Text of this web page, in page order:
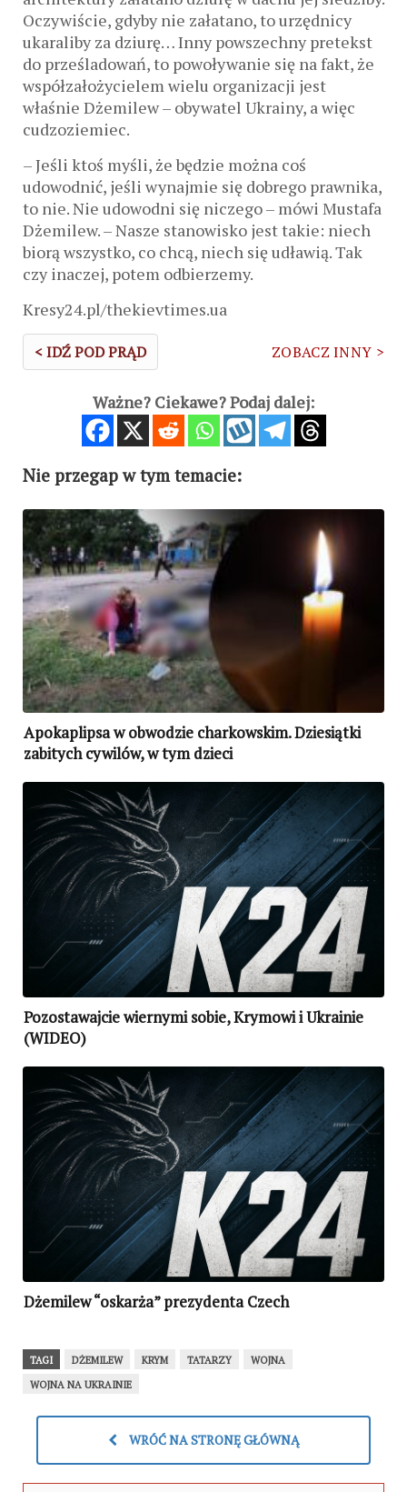
Oczywiście, gdyby nie załatano, to urzędnicy
ukaraliby za dziurę… Inny powszechny pretekst
do prześladowań, to powoływanie się na fakt, że
współzałożycielem wielu organizacji jest
właśnie Dżemilew – obywatel Ukrainy, a więc
cudzoziemiec.
– Jeśli ktoś myśli, że będzie można coś
udowodnić, jeśli wynajmie się dobrego prawnika,
to nie. Nie udowodni się niczego – mówi Mustafa
Dżemilew. – Nasze stanowisko jest takie: niech
biorą wszystko, co chcą, niech się udławią. Tak
czy inaczej, potem odbierzemy.
Kresy24.pl/thekievtimes.ua
< IDŹ POD PRĄD ZOBACZ INNY >
Ważne? Ciekawe? Podaj dalej:
Nie przegap w tym temacie:
Apokaplipsa w obwodzie charkowskim. Dziesiątki
zabitych cywilów, w tym dzieci
Pozostawajcie wiernymi sobie, Krymowi i Ukrainie
(WIDEO)
Dżemilew “oskarża” prezydenta Czech
TAGI DŻEMILEW KRYM TATARZY
WOJNA
WOJNA NA UKRAINIE
WRÓĆ NA STRONĘ GŁÓWNĄ